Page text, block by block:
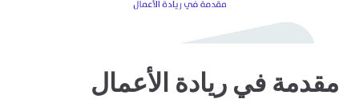
مقدمة في ريادة الأعمال